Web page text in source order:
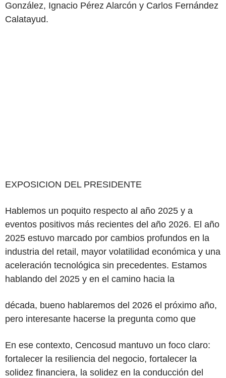
González, Ignacio Pérez Alarcón y Carlos Fernández
Calatayud.
EXPOSICION DEL PRESIDENTE
Hablemos un poquito respecto al año 2025 y a
eventos positivos más recientes del año 2026. El año
2025 estuvo marcado por cambios profundos en la
industria del retail, mayor volatilidad económica y una
aceleración tecnológica sin precedentes. Estamos
hablando del 2025 y en el camino hacia la
década, bueno hablaremos del 2026 el próximo año,
pero interesante hacerse la pregunta como que
En ese contexto, Cencosud mantuvo un foco claro:
fortalecer la resiliencia del negocio, fortalecer la
solidez financiera, la solidez en la conducción del